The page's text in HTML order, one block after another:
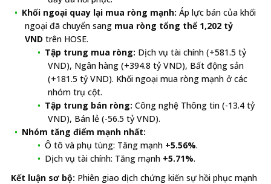
Khối ngoại quay lại mua ròng mạnh: Áp lực bán của khối
ngoại đã chuyển sang mua ròng tổng thể 1,202 tỷ
VND trên HOSE.
Tập trung mua ròng: Dịch vụ tài chính (+581.5 tỷ
VND), Ngân hàng (+394.8 tỷ VND), Bất động sản
(+181.5 tỷ VND). Khối ngoại mua ròng mạnh ở các
nhóm trụ cột.
Tập trung bán ròng: Công nghệ Thông tin (-13.4 tỷ
VND), Bán lẻ (-56.5 tỷ VND).
Nhóm tăng điểm mạnh nhất:
Ô tô và phụ tùng: Tăng mạnh +5.56%.
Dịch vụ tài chính: Tăng mạnh +5.71%.
Kết luận sơ bộ: Phiên giao dịch chứng kiến sự hồi phục mạnh